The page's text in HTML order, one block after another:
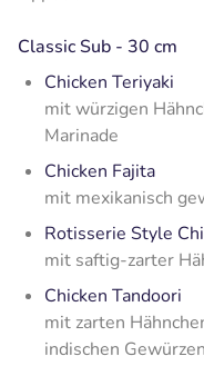
Classic Sub - 30 cm
Chicken Teriyaki
mit würzigen
Marinade
Chicken Fajita
mit mexikanisch
Rotisserie Style
mit saftig-zarter
Chicken Tandoori
mit zarten
indischen Gewürzen